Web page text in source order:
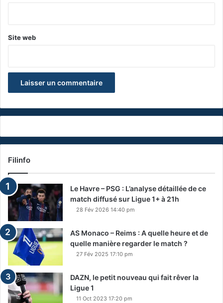
Site web
Filinfo
Le Havre – PSG : L’analyse détaillée de ce
match diffusé sur Ligue 1+ à 21h
28 Fév 2026 14:40 pm
AS Monaco – Reims : A quelle heure et de
quelle manière regarder le match ?
27 Fév 2025 17:10 pm
DAZN, le petit nouveau qui fait rêver la
Ligue 1
11 Oct 2023 17:20 pm